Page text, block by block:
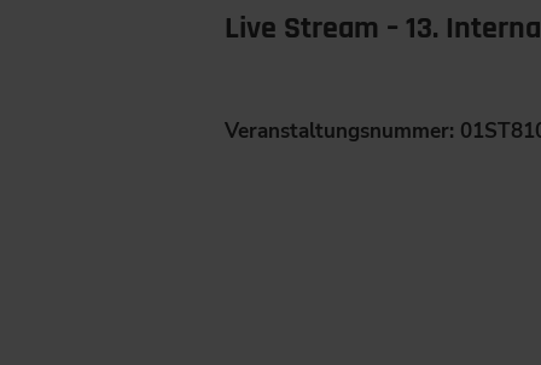
Live Stream – 13.
Veranstaltungsnummer: